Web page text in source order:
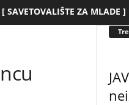
[ SAVETOVALIŠTE ZA MLADE ]